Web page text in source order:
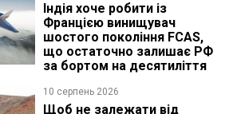
Індія хоче робити із
Францією винищувач
шостого покоління FCAS,
що остаточно залишає РФ
за бортом на десятиліття
10 серпень 2026
Щоб не залежати від